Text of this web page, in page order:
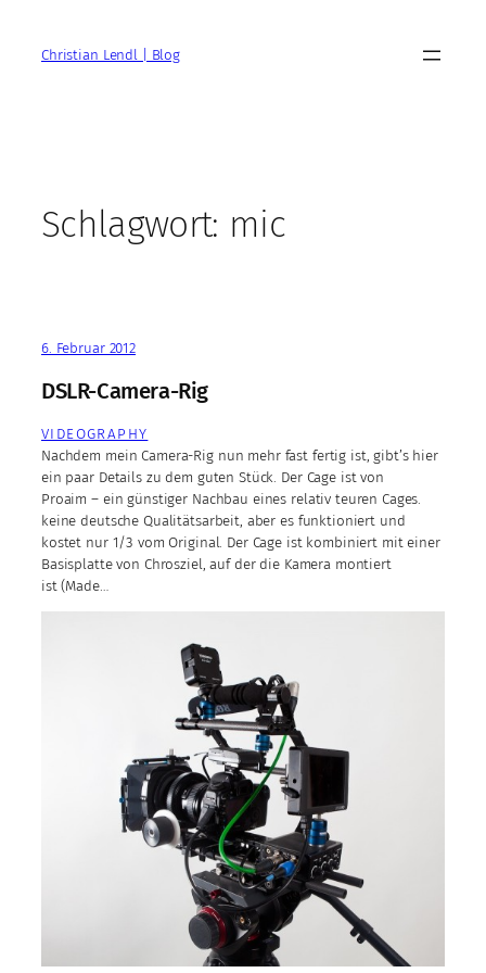
springenChristian Lendl | Blog
Schlagwort: mic
6. Februar 2012
DSLR-Camera-Rig
VIDEOGRAPHY
Nachdem mein Camera-Rig nun mehr fast fertig ist, gibt’s hier
ein paar Details zu dem guten Stück. Der Cage ist von
Proaim – ein günstiger Nachbau eines relativ teuren Cages.
keine deutsche Qualitätsarbeit, aber es funktioniert und
kostet nur 1/3 vom Original. Der Cage ist kombiniert mit einer
Basisplatte von Chrosziel, auf der die Kamera montiert
ist (Made…